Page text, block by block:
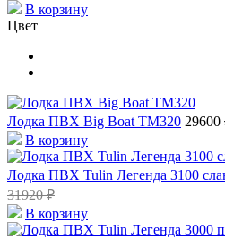
В корзину
Цвет
Лодка ПВХ Big Boat ТМ320 29600
В корзину
Лодка ПВХ Tulin Легенда 3100
31920 ₽
В корзину